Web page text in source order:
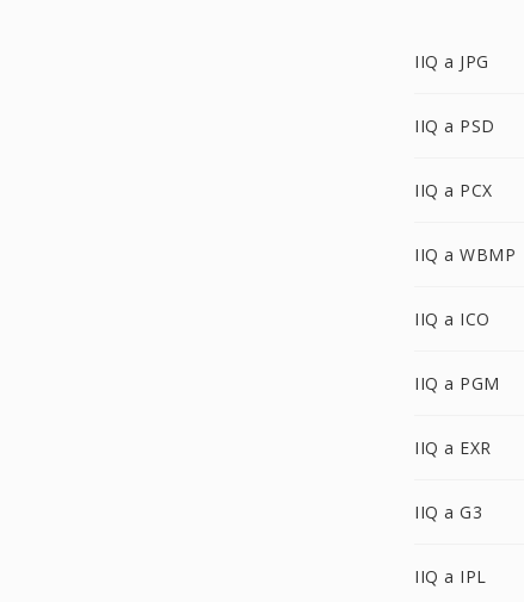
IIQ a JPG
IIQ a PSD
IIQ a PCX
IIQ a WBMP
IIQ a ICO
IIQ a PGM
IIQ a EXR
IIQ a G3
IIQ a IPL